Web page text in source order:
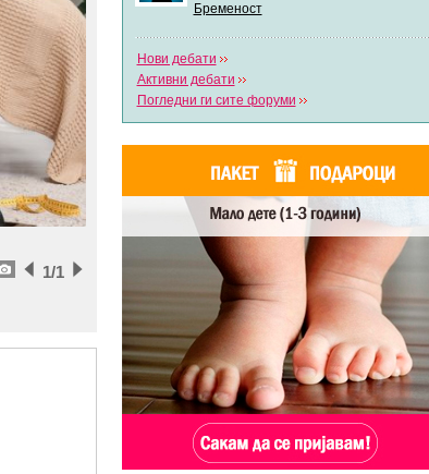
/1
1
Бременост
Нови дебати
Активни дебати
Погледни ги сите форуми